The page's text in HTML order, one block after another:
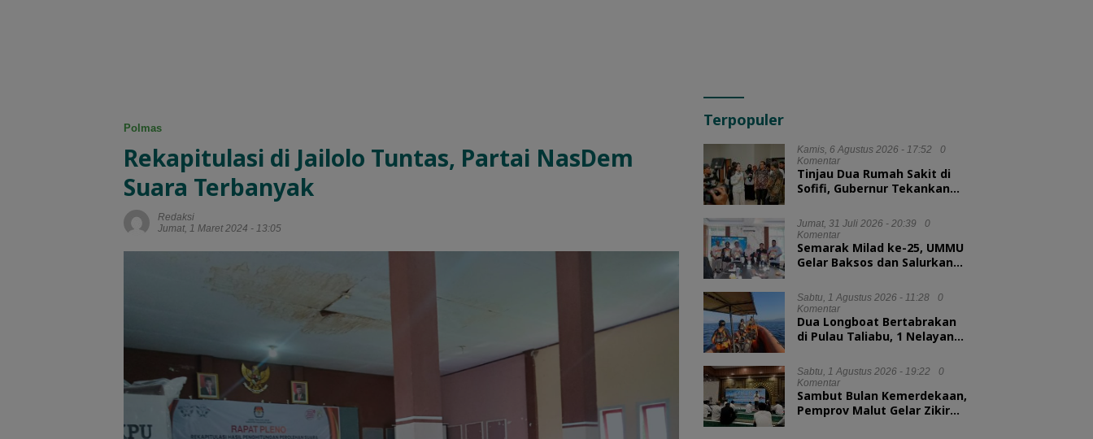
Polmas
Rekapitulasi di Jailolo Tuntas, Partai NasDem
Suara Terbanyak
Redaksi
Jumat, 1 Maret 2024 - 13:05
Terpopuler
Kamis, 6 Agustus 2026 - 17:52
0
Komentar
Tinjau Dua Rumah Sakit di
Sofifi, Gubernur Tekankan
Kesehatan
Jumat, 31 Juli 2026 - 20:39
0
Komentar
Semarak Milad ke-25, UMMU
Gelar Baksos dan Salurkan
Mahasiswa Kurang Mampu
Sabtu, 1 Agustus 2026 - 11:28
0
Komentar
Dua Longboat Bertabrakan
di Pulau Taliabu, 1 Nelayan
Sabtu, 1 Agustus 2026 - 19:22
0
Komentar
Sambut Bulan Kemerdekaan,
Pemprov Malut Gelar Zikir